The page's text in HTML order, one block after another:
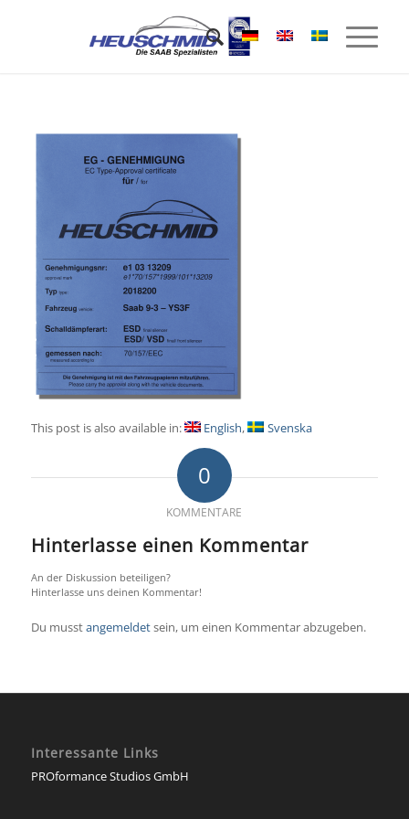
This post is also available in: English Svenska
0
KOMMENTARE
Hinterlasse einen Kommentar
An der Diskussion beteiligen?
Hinterlasse uns deinen Kommentar!
Du musstangemeldetsein, um einen Kommentar abzugeben.
Interessante Links
PROformance Studios GmbH